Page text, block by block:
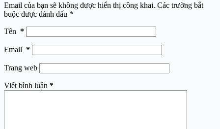
Email của bạn sẽ không được hiển thị công khai. Các trường bắt
buộc được đánh dấu *
Tên *
Email *
Trang web
Viết bình luận *